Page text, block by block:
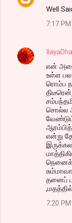
Well
7:17 PM
என்
உள்ள பல
ரொம்ப
சொல்ல
என்று
தனைப்
,மதத்தில்
7:20 PM